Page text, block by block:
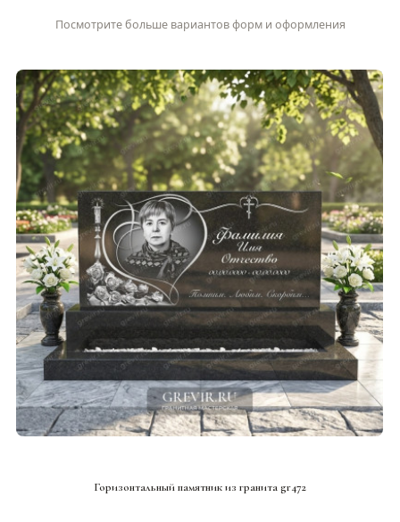
Посмотрите больше вариантов форм и оформления
Горизонтальный памятник из гранита gr472